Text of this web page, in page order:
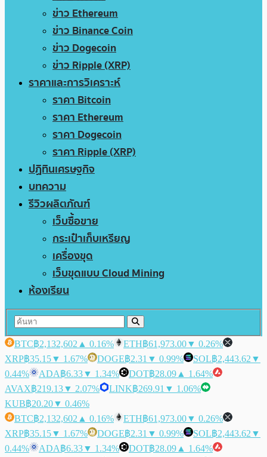
ข่าว Ethereum
ข่าว Binance Coin
ข่าว Dogecoin
ข่าว Ripple (XRP)
ราคาและการวิเคราะห์
ราคา Bitcoin
ราคา Ethereum
ราคา Dogecoin
ราคา Ripple (XRP)
ปฏิทินเศรษฐกิจ
บทความ
รีวิวผลิตภัณฑ์
เว็บซื้อขาย
กระเป๋าเก็บเหรียญ
เครื่องขุด
เว็บขุดแบบ Cloud Mining
ห้องเรียน
BTC฿2,132,602 ▲ 0.16% ETH฿61,973.00▼ 0.26%
XRP฿35.15▼ 1.67% DOGE฿2.31 ▼ 0.99% SOL฿2,443.62 ▼
0.44%
ADA฿6.33▼ 1.34% DOT฿28.09 ▲ 1.64%
AVAX฿219.13▼ 2.07% LINK฿269.91 ▼ 1.06%
KUB฿20.20▼ 0.46%
BTC฿2,132,602 ▲ 0.16% ETH฿61,973.00▼ 0.26%
XRP฿35.15▼ 1.67% DOGE฿2.31 ▼ 0.99% SOL฿2,443.62 ▼
0.44%
ADA฿6.33▼ 1.34% DOT฿28.09 ▲ 1.64%